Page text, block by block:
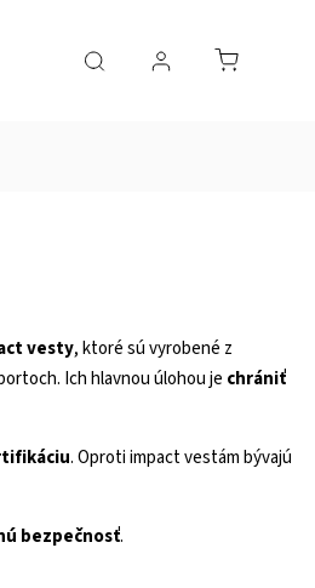
vesty, ktoré sú vyrobené z
Ich hlavnou úlohou je chrániť
. Oproti impact vestám bývajú
bezpečnosť.